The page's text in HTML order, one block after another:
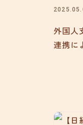
外国人
連携に